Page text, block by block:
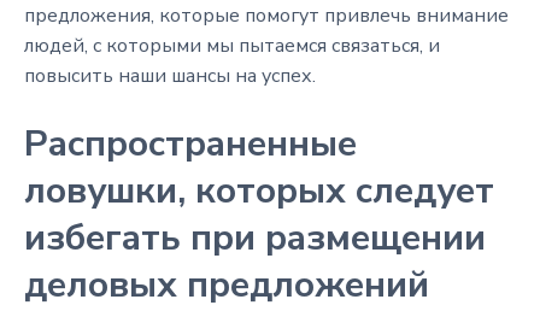
предложения, которые помогут привлечь внимание
людей, с которыми мы пытаемся связаться, и
повысить наши шансы на успех.
Распространенные
ловушки, которых следует
избегать при размещении
деловых предложений